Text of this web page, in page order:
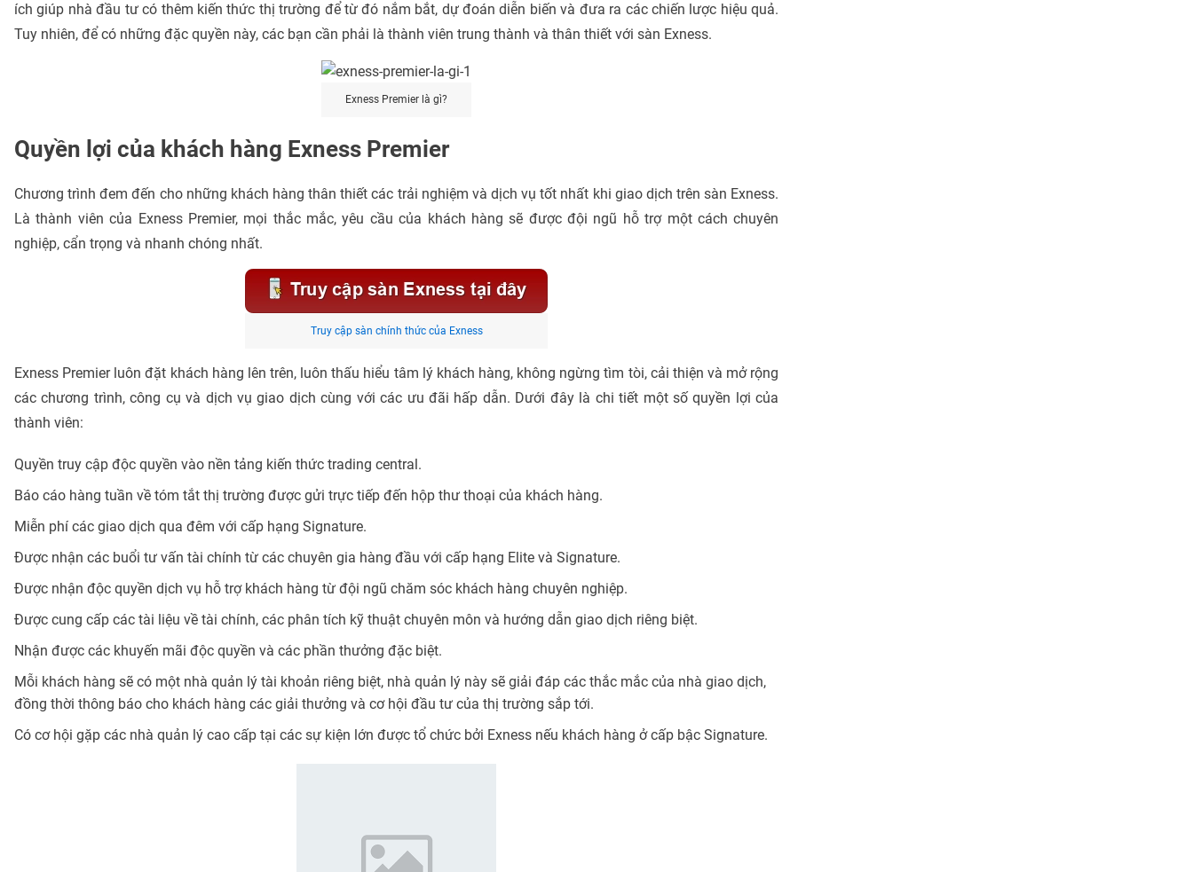
ích giúp nhà đầu tư có thêm kiến thức thị trường để từ đó nắm bắt, dự đoán diễn biến và đưa ra các chiến lược hiệu quả.
Tuy nhiên, để có những đặc quyền này, các bạn cần phải là thành viên trung thành và thân thiết với sàn Exness.
Exness Premier là gì?
Quyền lợi của khách hàng Exness Premier
Chương trình đem đến cho những khách hàng thân thiết các trải nghiệm và dịch vụ tốt nhất khi giao dịch trên sàn Exness.
Là thành viên của Exness Premier, mọi thắc mắc, yêu cầu của khách hàng sẽ được đội ngũ hỗ trợ một cách chuyên
nghiệp, cẩn trọng và nhanh chóng nhất.
Truy cập sàn chính thức của Exness
Exness Premier luôn đặt khách hàng lên trên, luôn thấu hiểu tâm lý khách hàng, không ngừng tìm tòi, cải thiện và mở rộng
các chương trình, công cụ và dịch vụ giao dịch cùng với các ưu đãi hấp dẫn. Dưới đây là chi tiết một số quyền lợi của
thành viên:
Quyền truy cập độc quyền vào nền tảng kiến thức trading central.
Báo cáo hàng tuần về tóm tắt thị trường được gửi trực tiếp đến hộp thư thoại của khách hàng.
Miễn phí các giao dịch qua đêm với cấp hạng Signature.
Được nhận các buổi tư vấn tài chính từ các chuyên gia hàng đầu với cấp hạng Elite và Signature.
Được nhận độc quyền dịch vụ hỗ trợ khách hàng từ đội ngũ chăm sóc khách hàng chuyên nghiệp.
Được cung cấp các tài liệu về tài chính, các phân tích kỹ thuật chuyên môn và hướng dẫn giao dịch riêng biệt.
Nhận được các khuyến mãi độc quyền và các phần thưởng đặc biệt.
Mỗi khách hàng sẽ có một nhà quản lý tài khoản riêng biệt, nhà quản lý này sẽ giải đáp các thắc mắc của nhà giao dịch,
đồng thời thông báo cho khách hàng các giải thưởng và cơ hội đầu tư của thị trường sắp tới.
Có cơ hội gặp các nhà quản lý cao cấp tại các sự kiện lớn được tổ chức bởi Exness nếu khách hàng ở cấp bậc Signature.